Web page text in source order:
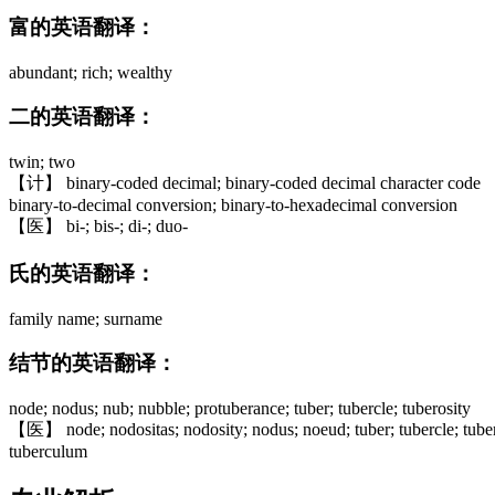
富的英语翻译：
abundant; rich; wealthy
二的英语翻译：
twin; two
【计】 binary-coded decimal; binary-coded decimal character code
binary-to-decimal conversion; binary-to-hexadecimal conversion
【医】 bi-; bis-; di-; duo-
氏的英语翻译：
family name; surname
结节的英语翻译：
node; nodus; nub; nubble; protuberance; tuber; tubercle; tuberosity
【医】 node; nodositas; nodosity; nodus; noeud; tuber; tubercle;
tuberculum